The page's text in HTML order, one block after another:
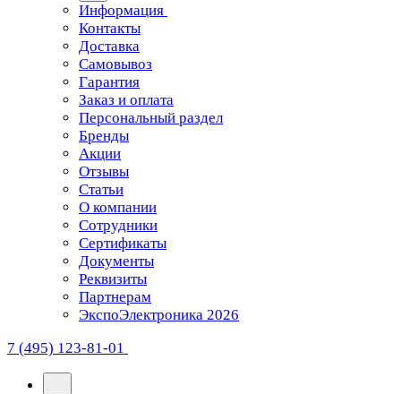
Информация
Контакты
Доставка
Самовывоз
Гарантия
Заказ и оплата
Персональный раздел
Бренды
Акции
Отзывы
Статьи
О компании
Сотрудники
Сертификаты
Документы
Реквизиты
Партнерам
ЭкспоЭлектроника 2026
7 (495) 123-81-01